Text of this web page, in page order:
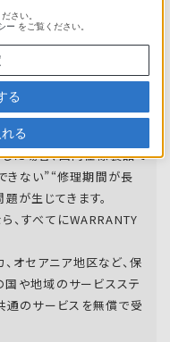
いろいろな国
しています。
サービスを実施し
た場合、国内仕様製品で
きない”“修理期間が長
が生じてきます。
、すべてにWARRANTY
、オセアニア地区など、保
や地域のサービスステ
通のサービスを無償で受
さい。
ー をご覧ください。
る
る